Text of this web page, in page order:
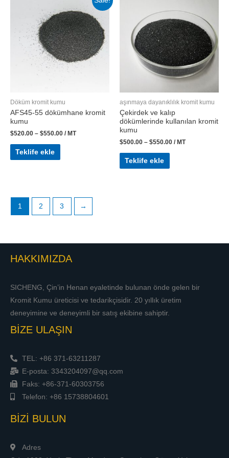
Döküm kromit kumu
AFS45-55 dökümhane kromit
kumu
$520.00 – $550.00 / MT
Teklife ekle
aşınmaya dayanıklılık kromit kumu
Çekirdek ve kalıp
dökümlerinde kullanılan kromit
kumu
$500.00 – $550.00 / MT
Teklife ekle
1 2 3 →
HAKKIMIZDA
SICHENG, Çin’in Henan eyaletinde bulunan önde gelen bir
Kromit Kumu üreticisi ve tedarikçisidir. 20 yıllık üretim
deneyimine ve deneyimli bir satış ekibine sahiptir.
BİZE ULAŞIN
TEL: +86 371-63211287
E-posta: 3343204097@qq.com
Faks: +86-371-60303756
Telefon: +86 15738804601
BİZİ BULUN
Adres